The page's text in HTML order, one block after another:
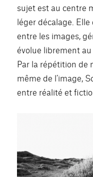
sujet est au centre
léger décalage.
entre les images,
évolue librement
Par la répétition de
même de l’image,
entre réalité et